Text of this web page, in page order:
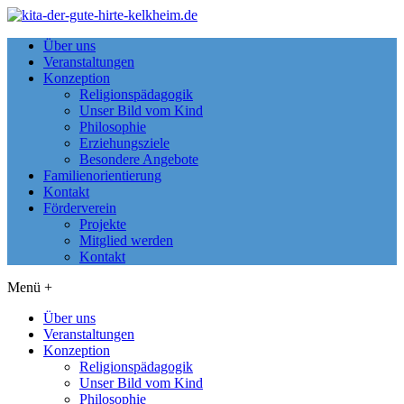
Über uns
Veranstaltungen
Konzeption
Religionspädagogik
Unser Bild vom Kind
Philosophie
Erziehungsziele
Besondere Angebote
Familienorientierung
Kontakt
Förderverein
Projekte
Mitglied werden
Kontakt
Menü +
Über uns
Veranstaltungen
Konzeption
Religionspädagogik
Unser Bild vom Kind
Philosophie